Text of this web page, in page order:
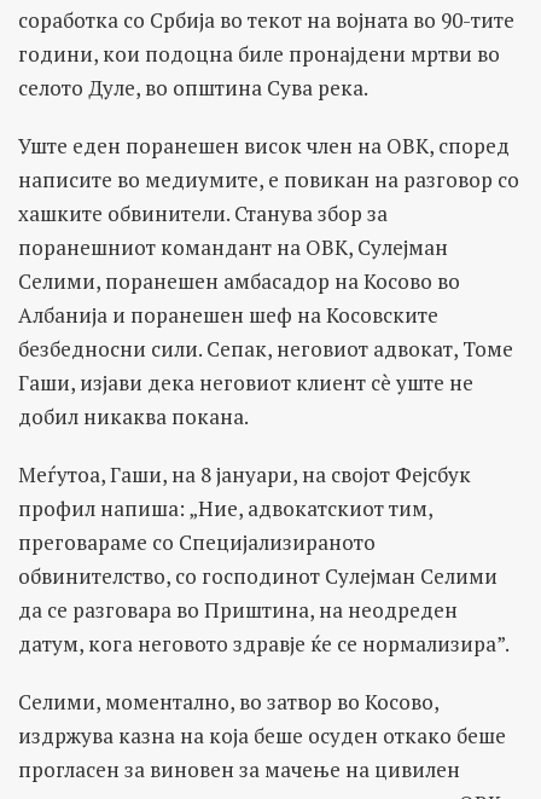
соработка со Србија во текот на војната во 90-тите
години, кои подоцна биле пронајдени мртви во
селото Дуле, во општина Сува река.
Уште еден поранешен висок член на ОВК, според
написите во медиумите, е повикан на разговор со
хашките обвинители. Станува збор за
поранешниот командант на ОВК, Сулејман
Селими, поранешен амбасадор на Косово во
Албанија и поранешен шеф на Косовските
безбедносни сили. Сепак, неговиот адвокат, Томе
Гаши, изјави дека неговиот клиент сè уште не
добил никаква покана.
Меѓутоа, Гаши, на 8 јануари, на својот Фејсбук
профил напиша: „Ние, адвокатскиот тим,
преговараме со Специјализираното
обвинителство, со господинот Сулејман Селими
да се разговара во Приштина, на неодреден
датум, кога неговото здравје ќе се нормализира”.
Селими, моментално, во затвор во Косово,
издржува казна на која беше осуден откако беше
прогласен за виновен за мачење на цивилен